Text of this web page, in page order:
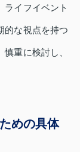
ライフイベント
的な視点を持つ
重に検討し、
めの具体